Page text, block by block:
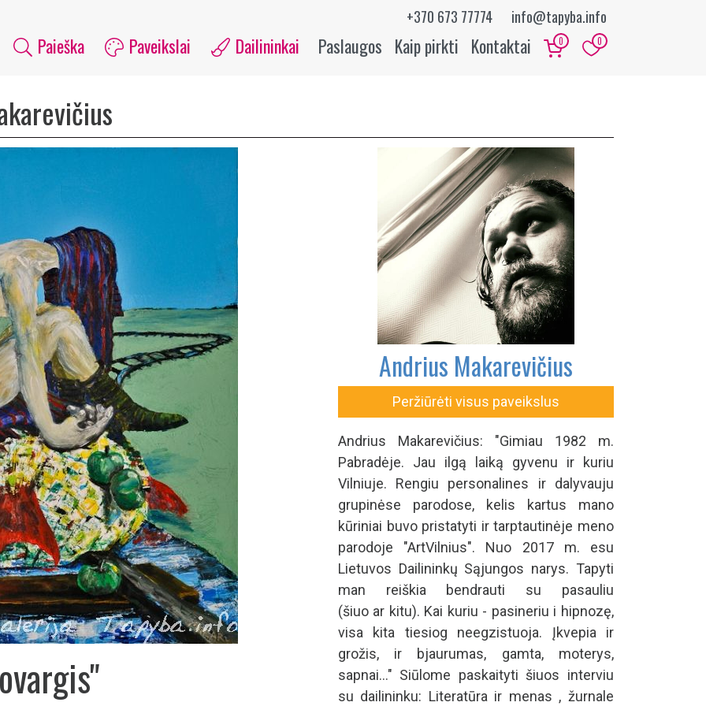
+370 673 77774 info@tapyba.info
Paieška Paveikslai Dailininkai Paslaugos Kaip pirkti Kontaktai 0 0
Andrius Makarevičius
Peržiūrėti visus paveikslus
Andrius Makarevičius: "Gimiau 1982 m.
Pabradėje. Jau ilgą laiką gyvenu ir kuriu
Vilniuje. Rengiu personalines ir dalyvauju
grupinėse parodose, kelis kartus mano
kūriniai buvo pristatyti ir tarptautinėje meno
parodoje "ArtVilnius". Nuo 2017 m. esu
Lietuvos Dailininkų Sąjungos narys. Tapyti
man reiškia bendrauti su pasauliu
(šiuo ar kitu). Kai kuriu - pasineriu i hipnozę,
visa kita tiesiog neegzistuoja. Įkvepia ir
grožis, ir bjaurumas, gamta, moterys,
sapnai..." Siūlome paskaityti šiuos interviu
su dailininku: Literatūra ir menas , žurnale